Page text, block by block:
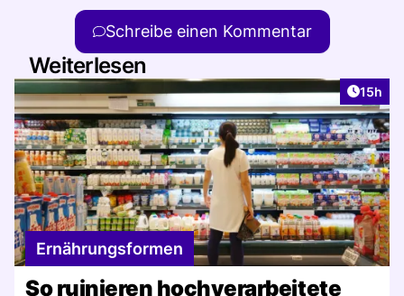
Schreibe einen Kommentar
Weiterlesen
Artikel
15h
Ernährungsformen
So ruinieren hochverarbeitete